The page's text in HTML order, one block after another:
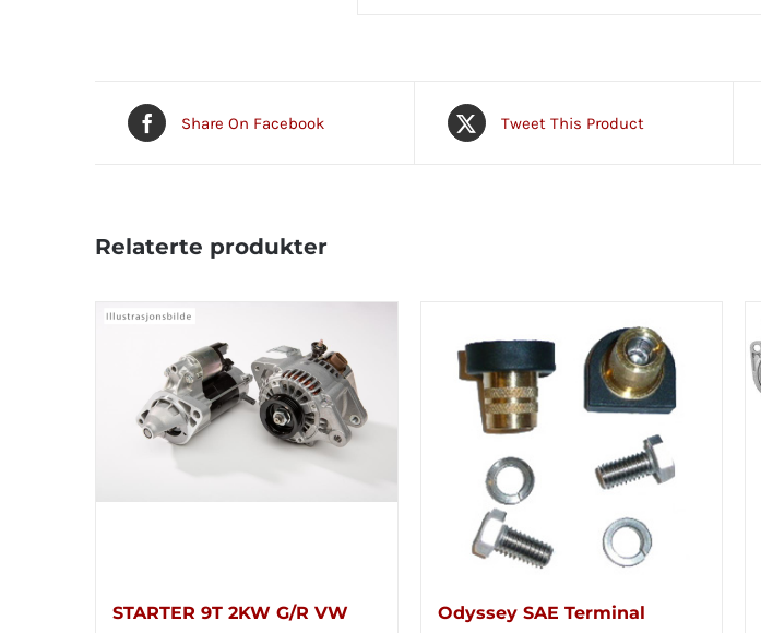
Share On Facebook Tweet This Product
Relaterte produkter
STARTER 9T 2KW G/R VW Odyssey SAE Terminal